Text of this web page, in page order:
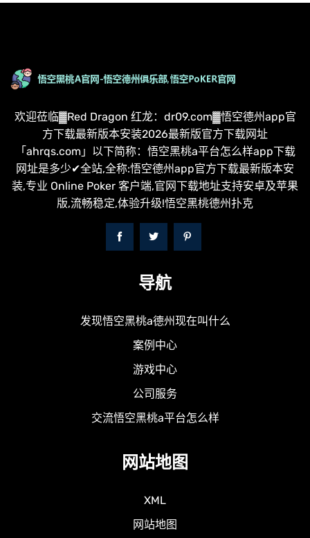
欢迎莅临▓Red Dragon 红龙：dr09.com▓悟空德州app官
方下载最新版本安装2026最新版官方下载网址
「ahrqs.com」以下简称：悟空黑桃a平台怎么样app下载
网址是多少✔全站,全称:悟空德州app官方下载最新版本安
装,专业 Online Poker 客户端,官网下载地址支持安卓及苹果
版,流畅稳定,体验升级!悟空黑桃德州扑克
导航
发现悟空黑桃a德州现在叫什么
案例中心
游戏中心
公司服务
交流悟空黑桃a平台怎么样
网站地图
XML
网站地图